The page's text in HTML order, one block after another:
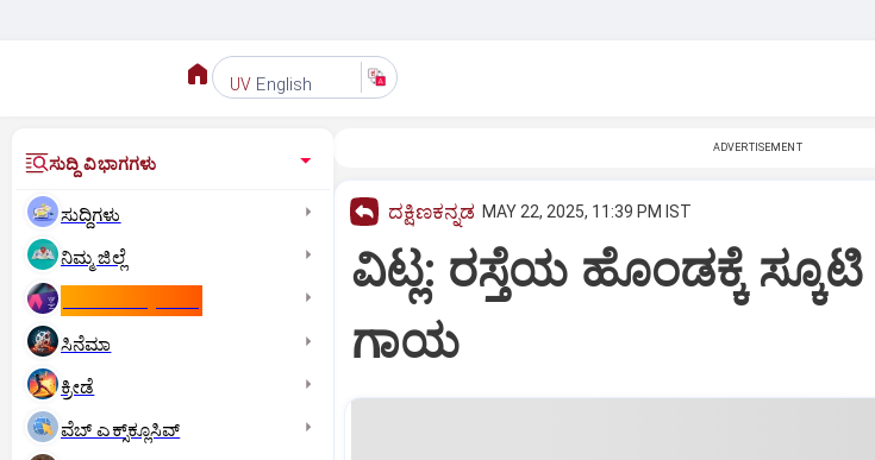
UV English
ಸುದ್ದಿ ವಿಭಾಗಗಳು
ಸುದ್ದಿಗಳು
ನಿಮ್ಮ ಜಿಲ್ಲೆ
ಸಿನೆಮಾ
ಕ್ರೀಡೆ
ವೆಬ್ ಎಕ್ಸ್‌ಕ್ಲೂಸಿವ್
ADVERTISEMENT
ದಕ್ಷಿಣಕನ್ನಡ MAY 22, 2025, 11:39 PM IST
ವಿಟ್ಲ: ರಸ್ತೆಯ ಹೊಂಡಕ್ಕೆ
ಗಾಯ